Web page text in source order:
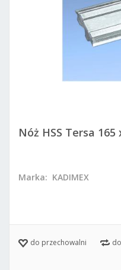
Nóż HSS Tersa 165
Marka: KADIMEX
do przechowalni